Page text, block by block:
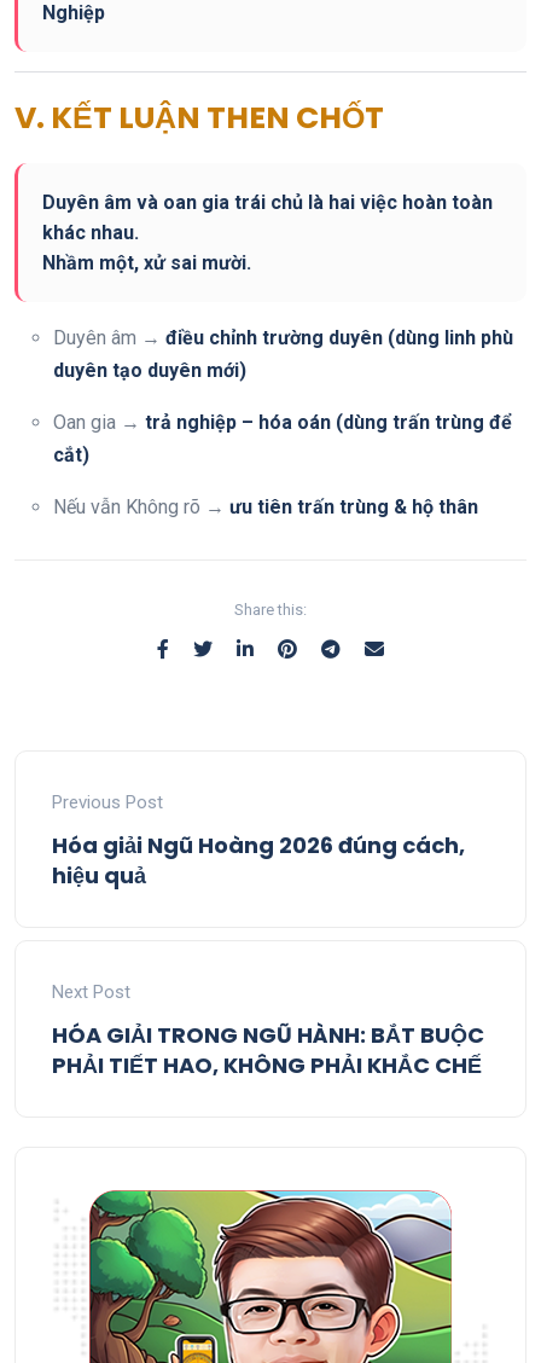
Nghiệp
V. KẾT LUẬN THEN CHỐT
Duyên âm và oan gia trái chủ là hai việc hoàn toàn
khác nhau.
Nhầm một, xử sai mười.
Duyên âm → điều chỉnh trường duyên (dùng linh phù
duyên tạo duyên mới)
Oan gia → trả nghiệp – hóa oán (dùng trấn trùng để
cắt)
Nếu vẫn Không rõ → ưu tiên trấn trùng & hộ thân
Share this:
Previous Post
Hóa giải Ngũ Hoàng 2026 đúng cách,
hiệu quả
Next Post
HÓA GIẢI TRONG NGŨ HÀNH: BẮT BUỘC
PHẢI TIẾT HAO, KHÔNG PHẢI KHẮC CHẾ